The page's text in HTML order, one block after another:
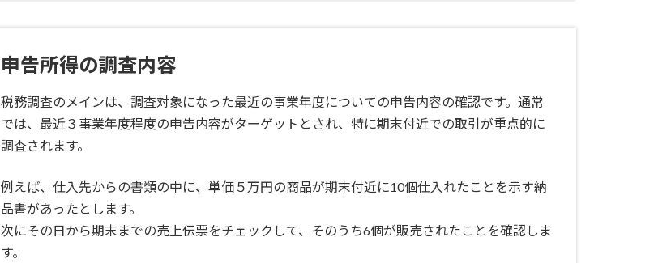
申告所得の調査内容
税務調査のメインは、調査対象になった最近の事業年度についての申告内容の確認です。通常
では、最近３事業年度程度の申告内容がターゲットとされ、特に期末付近での取引が重点的に
調査されます。
例えば、仕入先からの書類の中に、単価５万円の商品が期末付近に10個仕入れたことを示す納
品書があったとします。
次にその日から期末までの売上伝票をチェックして、そのうち6個が販売されたことを確認しま
す。